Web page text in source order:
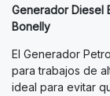
Generador Diesel
Bonelly
El Generador
para trabajos de
ideal para evitar